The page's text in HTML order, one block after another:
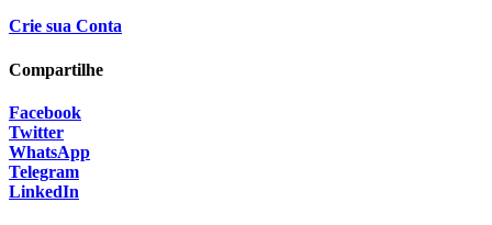
Crie sua Conta
Compartilhe
Facebook
Twitter
WhatsApp
Telegram
LinkedIn